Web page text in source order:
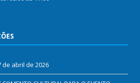
de abril de 2026